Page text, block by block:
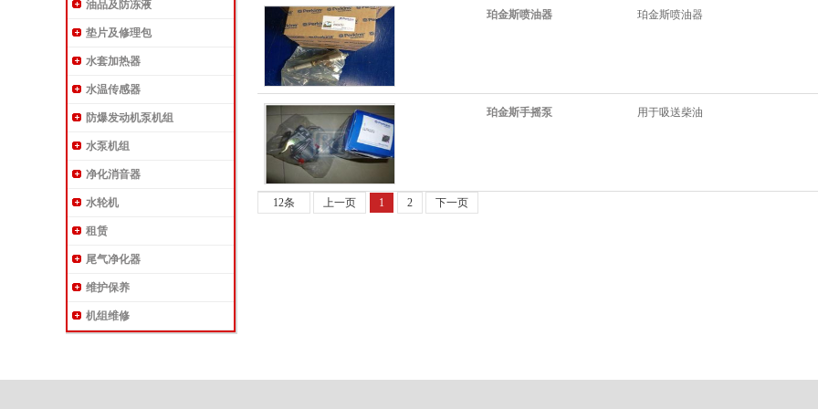
油品及防冻液
垫片及修理包
水套加热器
水温传感器
防爆发动机泵机组
水泵机组
净化消音器
水轮机
租赁
尾气净化器
维护保养
机组维修
珀金斯喷油器 珀金斯喷油器
珀金斯手摇泵 用于吸送柴油
12条 上一页 1 2 下一页